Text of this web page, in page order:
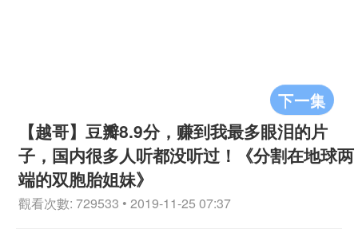
下一集
【越哥】豆瓣8.9分，赚到我最多眼泪的片
子，国内很多人听都没听过！《分割在地球两
端的双胞胎姐妹》
觀看次數: 729533 • 2019-11-25 07:37